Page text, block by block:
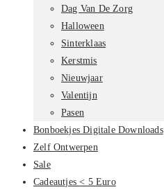
Dag Van De Zorg
Halloween
Sinterklaas
Kerstmis
Nieuwjaar
Valentijn
Pasen
Bonboekjes Digitale Downloads
Zelf Ontwerpen
Sale
Cadeautjes < 5 Euro